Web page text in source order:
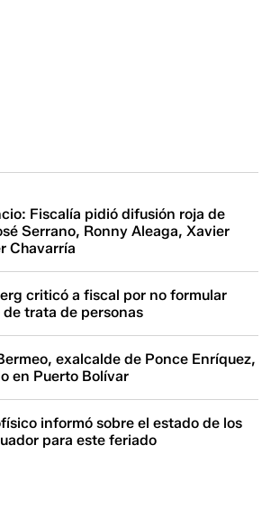
Fiscalía pidió difusión roja de
Serrano, Ronny Aleaga, Xavier
Chavarría
criticó a fiscal por no formular
trata de personas
exalcalde de Ponce Enríquez,
en Puerto Bolívar
informó sobre el estado de los
para este feriado